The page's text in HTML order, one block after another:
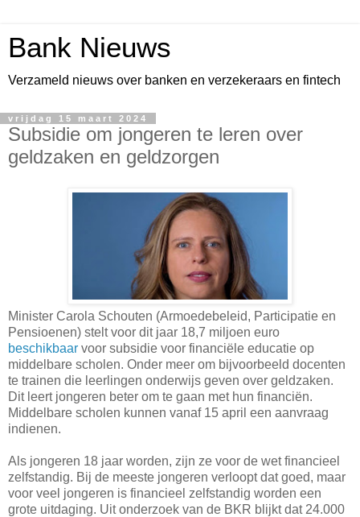
Bank Nieuws
Verzameld nieuws over banken en verzekeraars en fintech
vrijdag 15 maart 2024
Subsidie om jongeren te leren over
geldzaken en geldzorgen
Minister Carola Schouten (Armoedebeleid, Participatie en
Pensioenen) stelt voor dit jaar 18,7 miljoen euro
beschikbaar voor subsidie voor financiële educatie op
middelbare scholen. Onder meer om bijvoorbeeld docenten
te trainen die leerlingen onderwijs geven over geldzaken.
Dit leert jongeren beter om te gaan met hun financiën.
Middelbare scholen kunnen vanaf 15 april een aanvraag
indienen.
Als jongeren 18 jaar worden, zijn ze voor de wet financieel
zelfstandig. Bij de meeste jongeren verloopt dat goed, maar
voor veel jongeren is financieel zelfstandig worden een
grote uitdaging. Uit onderzoek van de BKR blijkt dat 24.000